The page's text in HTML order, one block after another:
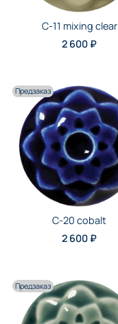
C-11 mixing clear
2 600 ₽
Предзаказ
C-20 cobalt
2 600 ₽
Предзаказ